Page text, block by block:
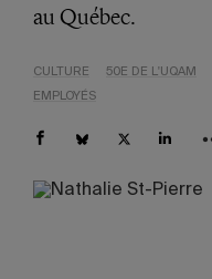
au Québec.
CULTURE 50E DE L'UQAM
EMPLOYÉS